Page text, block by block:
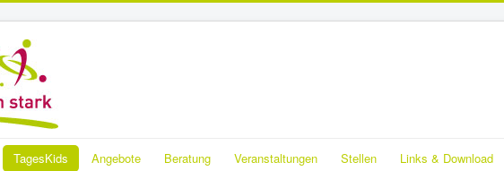
TagesKids Angebote Beratung Veranstaltungen Stellen Links & Download